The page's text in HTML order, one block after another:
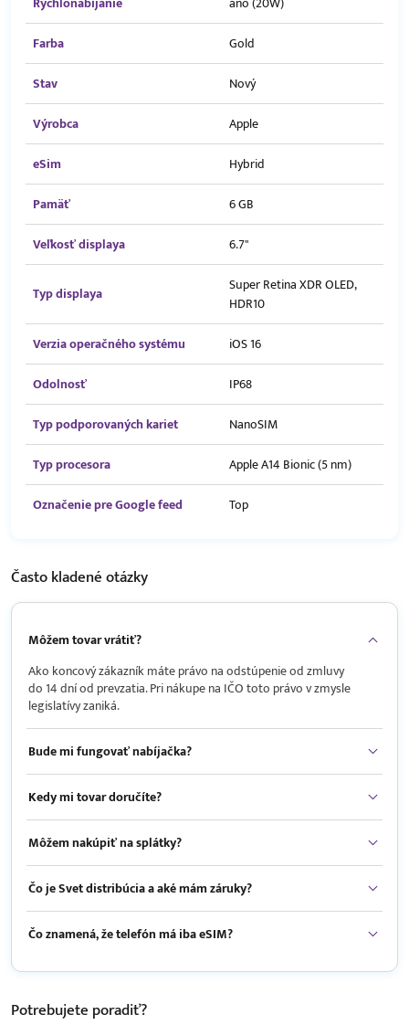
Farba
Gold
Stav
Nový
Výrobca
Apple
eSim
Hybrid
Pamäť
6 GB
Veľkosť displaya
6.7"
Typ displaya
Super Retina XDR OLED,
HDR10
Verzia operačného systému
iOS 16
Odolnosť
IP68
Typ podporovaných kariet
NanoSIM
Typ procesora
Apple A14 Bionic (5 nm)
Označenie pre Google feed
Top
Často kladenéotázky
Môžem tovar vrátiť?
Ako koncový zákazník máte právo na odstúpenie od zmluvy
do 14 dní od prevzatia. Pri nákupe na IČO toto právo v zmysle
legislatívy zaniká.
Bude mi fungovať nabíjačka?
Kedy mi tovar doručíte?
Môžem nakúpiť na splátky?
Čo je Svet distribúcia a aké mám záruky?
Čo znamená, že telefón má iba eSIM?
Potrebujete poradiť?